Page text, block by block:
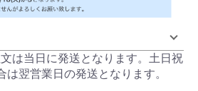
は当日に発送となります。土日祝
は翌営業日の発送となります。